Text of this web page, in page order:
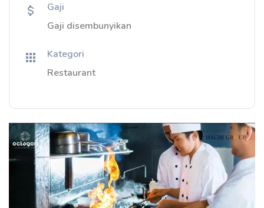
Gaji
Gaji disembunyikan
Kategori
Restaurant